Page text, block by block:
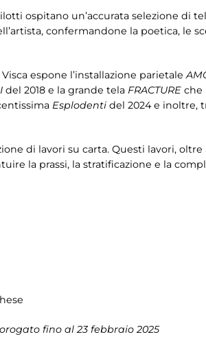
ospitano un’accurata selezione di
confermandone la poetica, le
espone l’installazione parietale
del 2018 e la grande tela FRACTURE che
Esplodenti del 2024 e inoltre,
di lavori su carta. Questi lavori,
la prassi, la stratificazione e la
fino al 23 febbraio 2025